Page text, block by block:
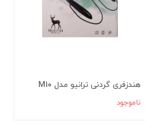
هندزفری گردنی ترانیو مدل M10
ناموجود